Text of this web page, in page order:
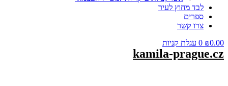
לבד מחוץ לעיר
ספרים
צרו קשר
₪0.00
0 עגלת קניות
kamila-prague.cz